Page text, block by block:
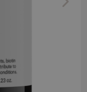
Next